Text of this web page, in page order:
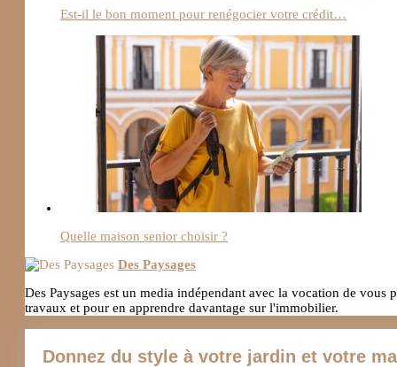
Est-il le bon moment pour renégocier votre crédit…
Quelle maison senior choisir ?
Des Paysages
Des Paysages est un media indépendant avec la vocation de
travaux et pour en apprendre davantage sur l'immobilier.
Donnez du style à votre jardin et votre